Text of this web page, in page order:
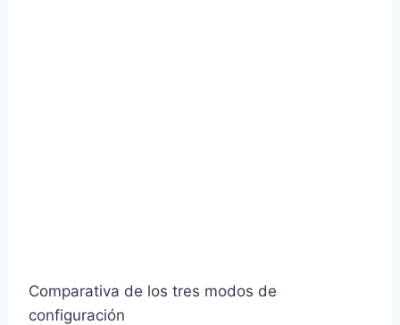
Comparativa de los tres modos de
configuración